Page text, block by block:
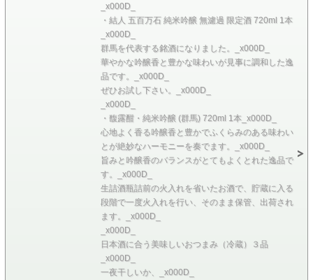
_x000D_
・結人 五百万石 純米吟醸 無濾過 限定酒 720ml 1本
_x000D_
群馬を代表する銘酒になりました。_x000D_
華やかな吟醸香と豊かな味わいが見事に調和した逸
品です。_x000D_
ぜひお試し下さい。_x000D_
_x000D_
・馥露酣・純米吟醸 (群馬) 720ml 1本_x000D_
心地よく香る吟醸香と豊かでふくらみのある味わい
とが絶妙なハーモニーを奏でます。_x000D_
旨みと吟醸香のバランスがとてもよくとれた逸品で
す。_x000D_
生詰酒瓶詰前の火入れを省いたお酒で、貯蔵に入る
段階で一度火入れを行い、そのまま保管、出荷され
ます。_x000D_
_x000D_
日本酒に合う美味しいおつまみ（冷蔵）３品
_x000D_
一夜干しいか、_x000D_